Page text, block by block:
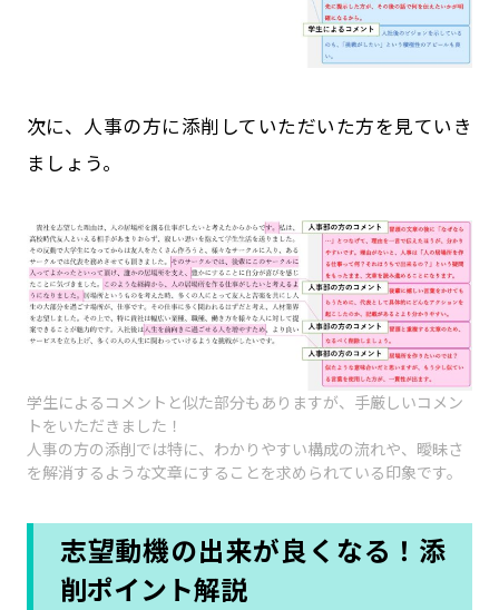
次に、人事の方に添削していただいた方を見ていき
ましょう。
学生によるコメントと似た部分もありますが、手厳しいコメン
トをいただきました！
人事の方の添削では特に、わかりやすい構成の流れや、曖昧さ
を解消するような文章にすることを求められている印象です。
志望動機の出来が良くなる！添
削ポイント解説